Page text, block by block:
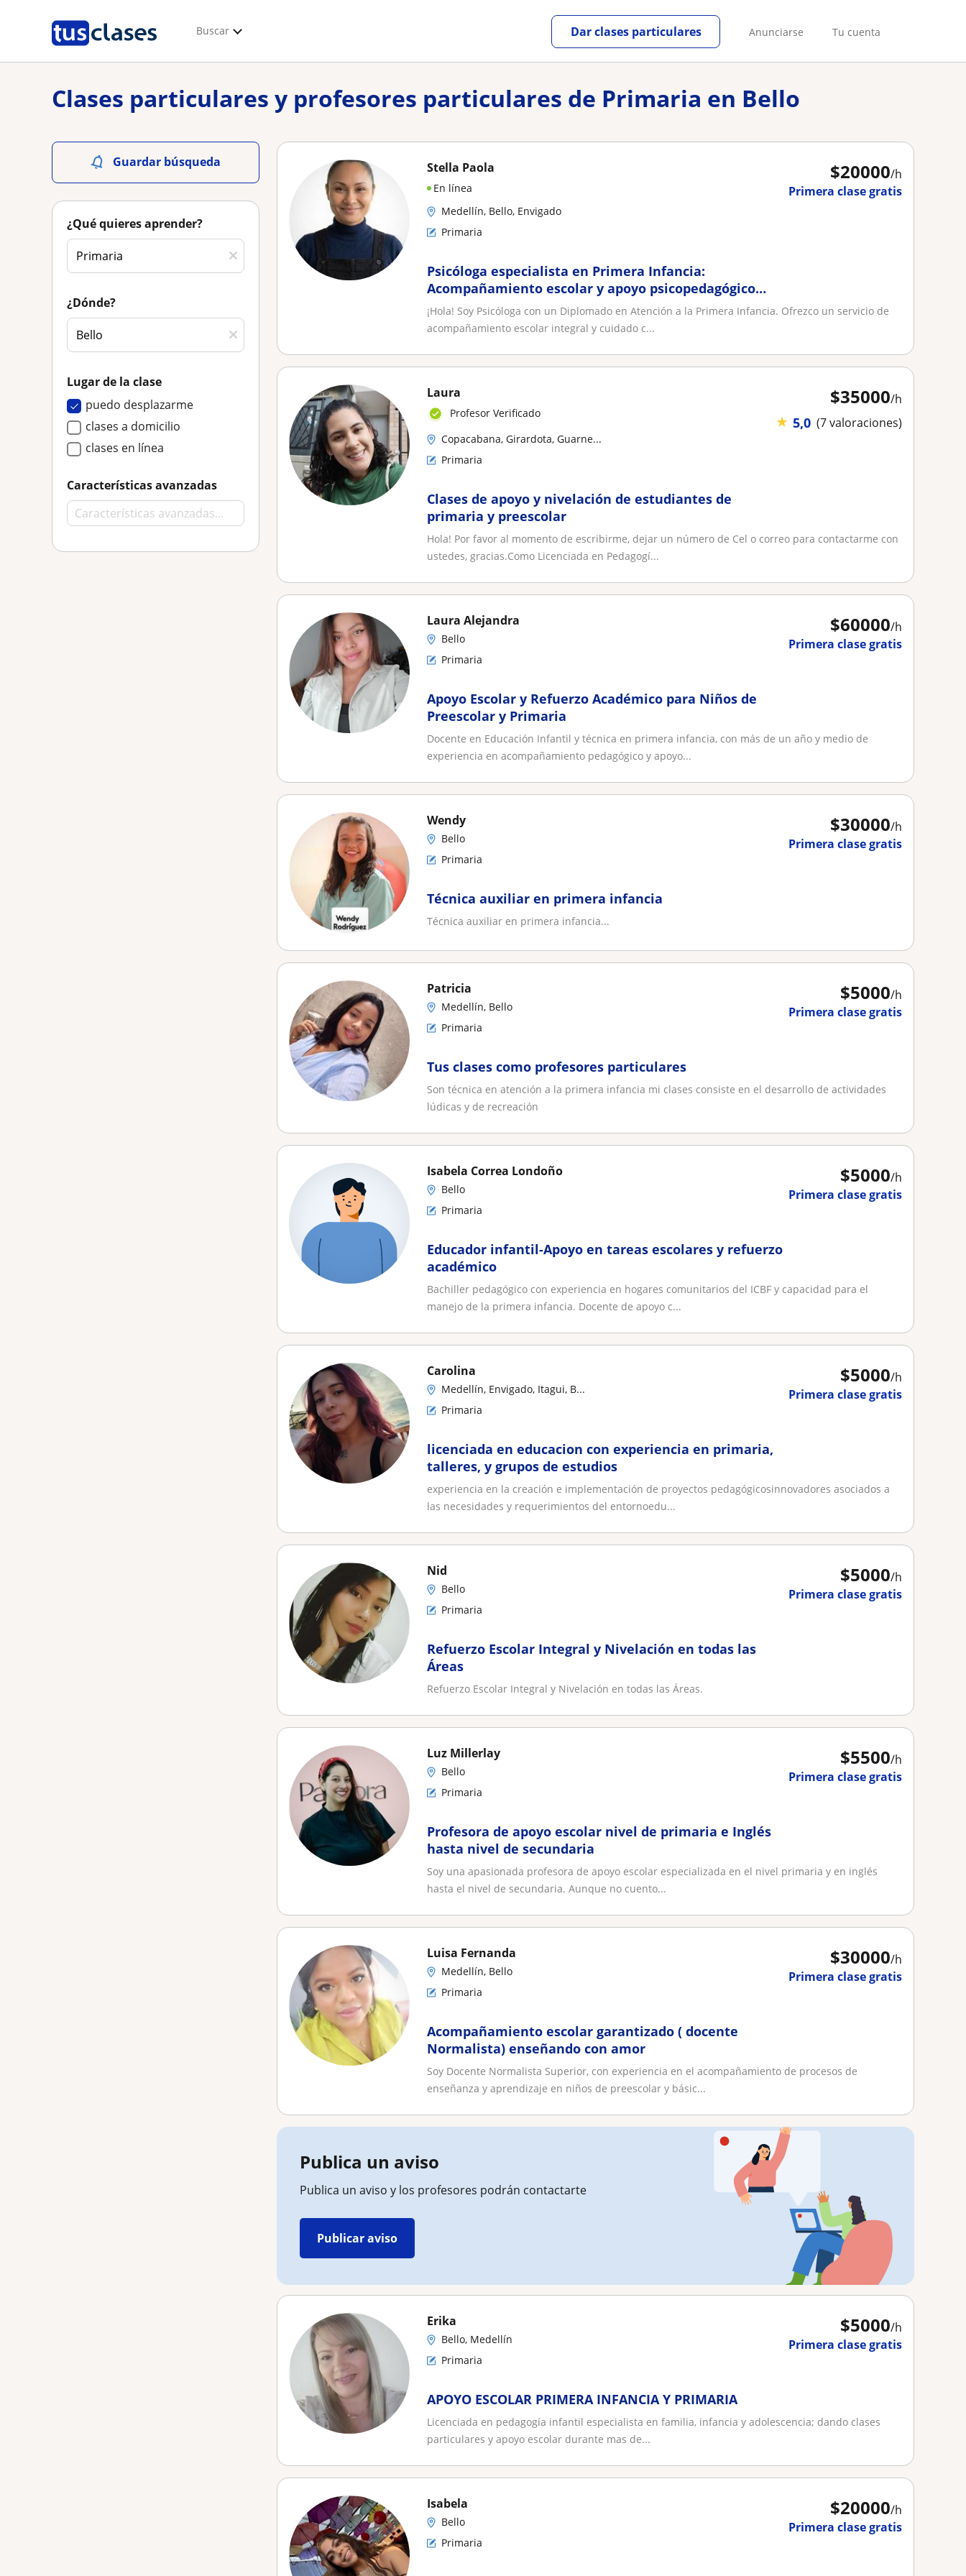
Buscar Anunciarse Tu cuenta
Dar clases particulares
Clases particulares y profesores particulares de Primaria en Bello
Guardar búsqueda
¿Qué quieres aprender?
¿Dónde?
Lugar de la clase
puedo desplazarme
clases a domicilio
clases en línea
Características avanzadas
$20000/h
Primera clase gratis
Stella Paola
En línea
Medellín, Bello, Envigado
Primaria
Psicóloga especialista en Primera Infancia:
Acompañamiento escolar y apoyo psicopedagógico
(Fines de semana)
¡Hola! Soy Psicóloga con un Diplomado en Atención a la Primera Infancia. Ofrezco un servicio de
acompañamiento escolar integral y cuidado c...
$35000/h
★ 5,0 (7 valoraciones)
Laura
Profesor Verificado
Copacabana, Girardota, Guarne...
Primaria
Clases de apoyo y nivelación de estudiantes de
primaria y preescolar
Hola! Por favor al momento de escribirme, dejar un número de Cel o correo para contactarme con
ustedes, gracias.Como Licenciada en Pedagogí...
$60000/h
Primera clase gratis
Laura Alejandra
Bello
Primaria
Apoyo Escolar y Refuerzo Académico para Niños de
Preescolar y Primaria
Docente en Educación Infantil y técnica en primera infancia, con más de un año y medio de
experiencia en acompañamiento pedagógico y apoyo...
$30000/h
Primera clase gratis
Wendy
Bello
Primaria
Técnica auxiliar en primera infancia
Técnica auxiliar en primera infancia...
$5000/h
Primera clase gratis
Patricia
Medellín, Bello
Primaria
Tus clases como profesores particulares
Son técnica en atención a la primera infancia mi clases consiste en el desarrollo de actividades
lúdicas y de recreación
$5000/h
Primera clase gratis
Isabela Correa Londoño
Bello
Primaria
Educador infantil-Apoyo en tareas escolares y refuerzo
académico
Bachiller pedagógico con experiencia en hogares comunitarios del ICBF y capacidad para el
manejo de la primera infancia. Docente de apoyo c...
$5000/h
Primera clase gratis
Carolina
Medellín, Envigado, Itagui, B...
Primaria
licenciada en educacion con experiencia en primaria,
talleres, y grupos de estudios
experiencia en la creación e implementación de proyectos pedagógicosinnovadores asociados a
las necesidades y requerimientos del entornoedu...
$5000/h
Primera clase gratis
Nid
Bello
Primaria
Refuerzo Escolar Integral y Nivelación en todas las
Áreas
Refuerzo Escolar Integral y Nivelación en todas las Áreas.
$5500/h
Primera clase gratis
Luz Millerlay
Bello
Primaria
Profesora de apoyo escolar nivel de primaria e Inglés
hasta nivel de secundaria
Soy una apasionada profesora de apoyo escolar especializada en el nivel primaria y en inglés
hasta el nivel de secundaria. Aunque no cuento...
$30000/h
Primera clase gratis
Luisa Fernanda
Medellín, Bello
Primaria
Acompañamiento escolar garantizado ( docente
Normalista) enseñando con amor
Soy Docente Normalista Superior, con experiencia en el acompañamiento de procesos de
enseñanza y aprendizaje en niños de preescolar y básic...
Publica un aviso
Publica un aviso y los profesores podrán contactarte
Publicar aviso
$5000/h
Primera clase gratis
Erika
Bello, Medellín
Primaria
APOYO ESCOLAR PRIMERA INFANCIA Y PRIMARIA
Licenciada en pedagogía infantil especialista en familia, infancia y adolescencia; dando clases
particulares y apoyo escolar durante mas de...
$20000/h
Primera clase gratis
Isabela
Bello
Primaria